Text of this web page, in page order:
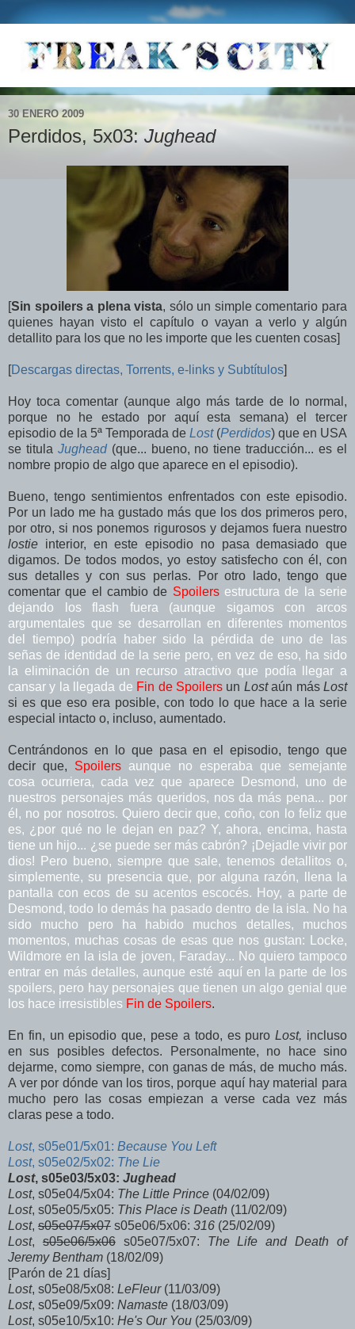
30 ENERO 2009
Perdidos, 5x03: Jughead
[Sin spoilers a plena vista, sólo un simple comentario para
quienes hayan visto el capítulo o vayan a verlo y algún
detallito para los que no les importe que les cuenten cosas]
[Descargas directas, Torrents, e-links y Subtítulos]
Hoy toca comentar (aunque algo más tarde de lo normal,
porque no he estado por aquí esta semana) el tercer
episodio de la 5ª Temporada de Lost(Perdidos) que en USA
se titula Jughead(que... bueno, no tiene traducción... es el
nombre propio de algo que aparece en el episodio).
Bueno, tengo sentimientos enfrentados con este episodio.
Por un lado me ha gustado más que los dos primeros pero,
por otro, si nos ponemos rigurosos y dejamos fuera nuestro
lostie interior, en este episodio no pasa demasiado que
digamos. De todos modos, yo estoy satisfecho con él, con
sus detalles y con sus perlas. Por otro lado, tengo que
comentar que el cambio de Spoilers estructura de la serie
dejando los flash fuera (aunque sigamos con arcos
argumentales que se desarrollan en diferentes momentos
del tiempo) podría haber sido la pérdida de uno de las
señas de identidad de la serie pero, en vez de eso, ha sido
la eliminación de un recurso atractivo que podía llegar a
cansar y la llegada de Fin de Spoilers un Lostaún másLost
si es que eso era posible, con todo lo que hace a la serie
especial intacto o, incluso, aumentado.
Centrándonos en lo que pasa en el episodio, tengo que
decir que, Spoilers aunque no esperaba que semejante
cosa ocurriera, cada vez que aparece Desmond, uno de
nuestros personajes más queridos, nos da más pena... por
él, no por nosotros. Quiero decir que, coño, con lo feliz que
es, ¿por qué no le dejan en paz? Y, ahora, encima, hasta
tiene un hijo... ¿se puede ser más cabrón? ¡Dejadle vivir por
dios! Pero bueno, siempre que sale, tenemos detallitos o,
simplemente, su presencia que, por alguna razón, llena la
pantalla con ecos de su acentos escocés. Hoy, a parte de
Desmond, todo lo demás ha pasado dentro de la isla. No ha
sido mucho pero ha habido muchos detalles, muchos
momentos, muchas cosas de esas que nos gustan: Locke,
Wildmore en la isla de joven, Faraday... No quiero tampoco
entrar en más detalles, aunque esté aquí en la parte de los
spoilers, pero hay personajes que tienen un algo genial que
los hace irresistibles Fin de Spoilers.
En fin, un episodio que, pese a todo, es puroLost, incluso
en sus posibles defectos. Personalmente, no hace sino
dejarme, como siempre, con ganas de más, de mucho más.
A ver por dónde van los tiros, porque aquí hay material para
mucho pero las cosas empiezan a verse cada vez más
claras pese a todo.
Lost, s05e01/5x01: Because You Left
Lost, s05e02/5x02: The Lie
Lost, s05e03/5x03: Jughead
Lost, s05e04/5x04: The Little Prince (04/02/09)
Lost, s05e05/5x05: This Place is Death (11/02/09)
Lost, s05e07/5x07 s05e06/5x06: 316 (25/02/09)
Lost, s05e06/5x06 s05e07/5x07: The Life and Death of
Jeremy Bentham (18/02/09)
[Parón de 21 días]
Lost, s05e08/5x08: LeFleur(11/03/09)
Lost, s05e09/5x09: Namaste (18/03/09)
Lost, s05e10/5x10: He's Our You (25/03/09)